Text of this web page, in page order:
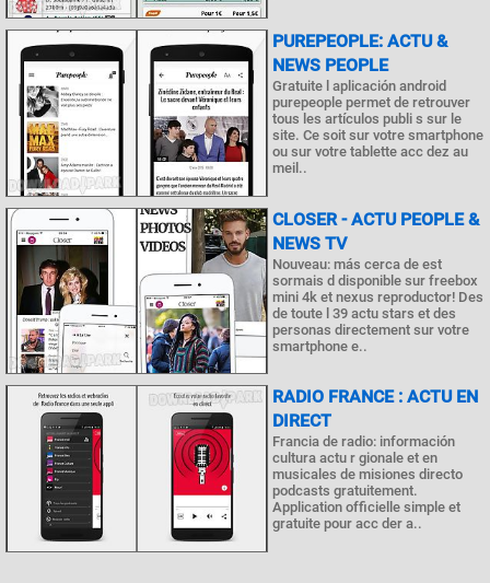
PUREPEOPLE: ACTU &
NEWS PEOPLE
Gratuite l aplicación android
purepeople permet de retrouver
tous les artículos publi s sur le
site. Ce soit sur votre smartphone
ou sur votre tablette acc dez au
meil..
CLOSER - ACTU PEOPLE &
NEWS TV
Nouveau: más cerca de est
sormais d disponible sur freebox
mini 4k et nexus reproductor! Des
de toute l 39 actu stars et des
personas directement sur votre
smartphone e..
RADIO FRANCE : ACTU EN
DIRECT
Francia de radio: información
cultura actu r gionale et en
musicales de misiones directo
podcasts gratuitement.
Application officielle simple et
gratuite pour acc der a..